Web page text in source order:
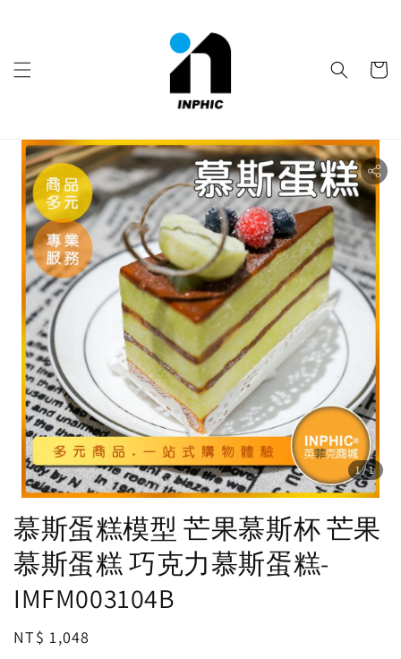
1/1
慕斯蛋糕模型 芒果慕斯杯 芒果
慕斯蛋糕 巧克力慕斯蛋糕-
IMFM003104B
Regular
NT$ 1,048